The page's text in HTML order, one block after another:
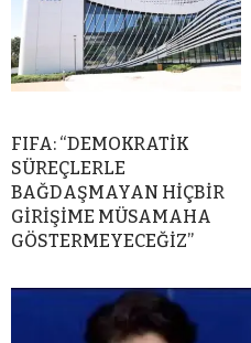
FIFA: “DEMOKRATİK
SÜREÇLERLE
BAĞDAŞMAYAN HİÇBİR
GİRİŞİME MÜSAMAHA
GÖSTERMEYECEĞİZ”